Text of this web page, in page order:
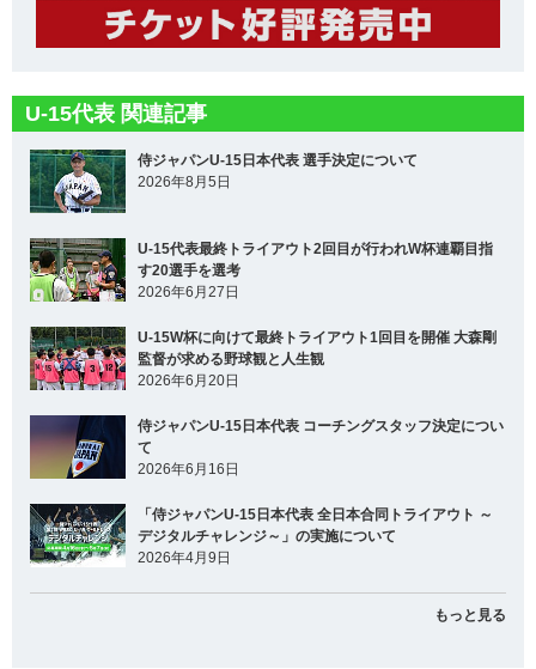
U-15代表 関連記事
侍ジャパンU-15日本代表 選手決定について
2026年8月5日
U-15代表最終トライアウト2回目が行われW杯連覇目指
す20選手を選考
2026年6月27日
U-15W杯に向けて最終トライアウト1回目を開催 大森剛
監督が求める野球観と人生観
2026年6月20日
侍ジャパンU-15日本代表 コーチングスタッフ決定につい
て
2026年6月16日
「侍ジャパンU-15日本代表 全日本合同トライアウト ～
デジタルチャレンジ～」の実施について
2026年4月9日
もっと見る